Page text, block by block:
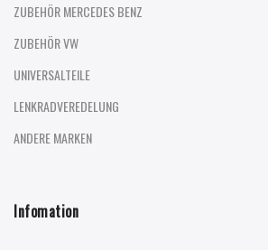
ZUBEHÖR MERCEDES BENZ
ZUBEHÖR VW
UNIVERSALTEILE
LENKRADVEREDELUNG
ANDERE MARKEN
Infomation